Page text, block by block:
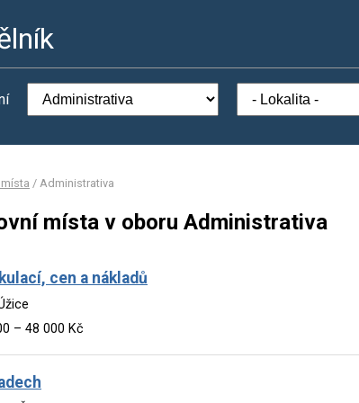
/ Administrativa
místa v oboru Administrativa
cen a nákladů
– 48 000 Kč